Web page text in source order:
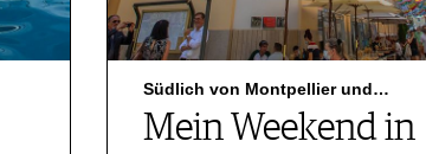
Südlich von Montpellier und…
Mein Weekend in